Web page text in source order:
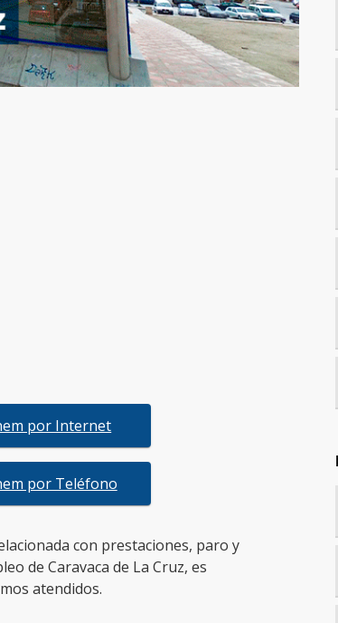
por Internet
por Teléfono
con prestaciones, paro y
de Caravaca de La Cruz, es
atendidos.